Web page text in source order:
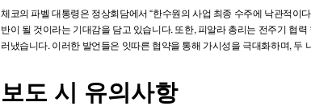
체코의 파벨 대통령은 정상회담에서 “한수원의 사업 최종 수주에 낙관적이
반이 될 것이라는 기대감을 담고 있습니다. 또한, 피알라 총리는 전주기 협
러냈습니다. 이러한 발언들은 잇따른 협약을 통해 가시성을 극대화하며, 두
보도 시 유의사항